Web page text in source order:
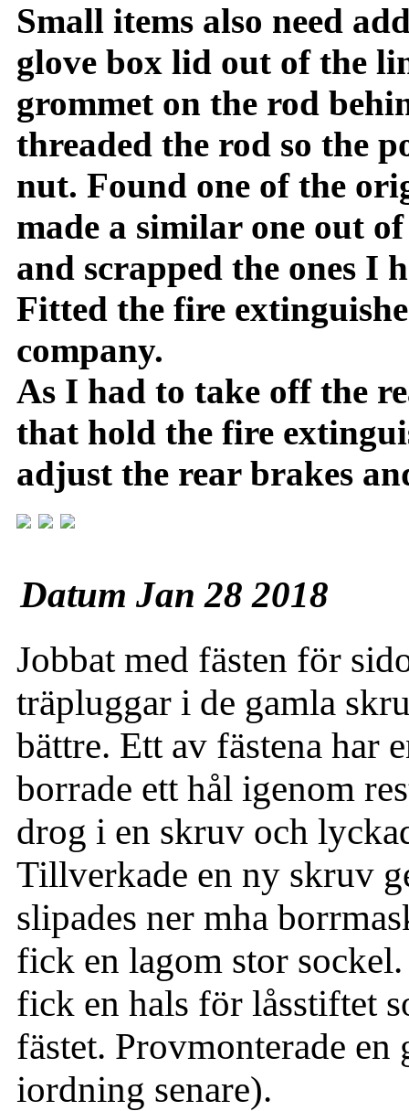
Small items also need
glove box lid out of the
grommet on the rod
threaded the rod so the
nut. Found one of the
made a similar one out
and scrapped the ones I
Fitted the fire
company.
As I had to take off the
that hold the fire
adjust the rear brakes
Datum Jan 28 2018
Jobbat med fästen för
träpluggar i de gamla
bättre. Ett av fästena har
borrade ett hål igenom
drog i en skruv och
Tillverkade en ny skruv
slipades ner mha
fick en lagom stor
fick en hals för låsstiftet
fästet. Provmonterade en
iordning senare).